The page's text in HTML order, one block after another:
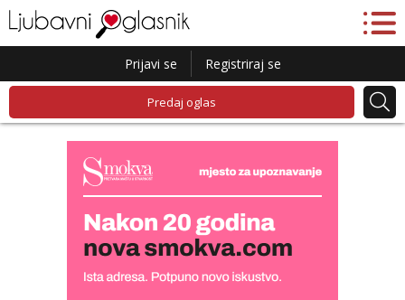
Prijavi se Registriraj se
Predaj oglas